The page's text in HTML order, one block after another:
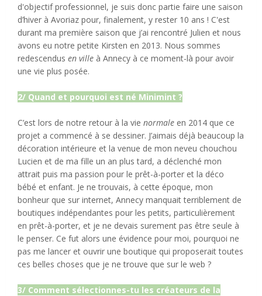
d'objectif professionnel, je suis donc partie faire une saison
d’hiver à Avoriaz pour, finalement, y rester 10 ans ! C'est
durant ma première saison que j’ai rencontré Julien et nous
avons eu notre petite Kirsten en 2013. Nous sommes
redescendus en ville à Annecy à ce moment-là pour avoir
une vie plus posée.
2/ Quand et pourquoi est né Minimint ?
C’est lors de notre retour à la vie normale en 2014 que ce
projet a commencé à se dessiner. J’aimais déjà beaucoup la
décoration intérieure et la venue de mon neveu chouchou
Lucien et de ma fille un an plus tard, a déclenché mon
attrait puis ma passion pour le prêt-à-porter et la déco
bébé et enfant. Je ne trouvais, à cette époque, mon
bonheur que sur internet, Annecy manquait terriblement de
boutiques indépendantes pour les petits, particulièrement
en prêt-à-porter, et je ne devais surement pas être seule à
le penser. Ce fut alors une évidence pour moi, pourquoi ne
pas me lancer et ouvrir une boutique qui proposerait toutes
ces belles choses que je ne trouve que sur le web ?
3/ Comment sélectionnes-tu les créateurs de la